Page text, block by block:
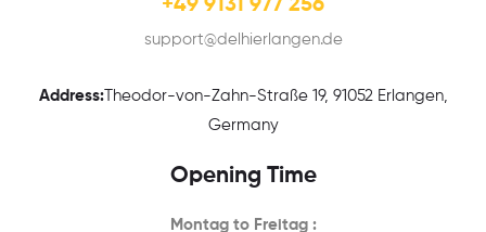
+49 9131 977 256
support@delhierlangen.de
Address:Theodor-von-Zahn-Straße 19, 91052 Erlangen,
Germany
Opening Time
Montag to Freitag :